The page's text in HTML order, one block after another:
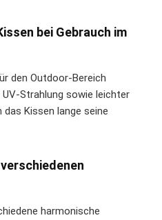
bei Gebrauch im
den Outdoor-Bereich
Strahlung sowie leichter
Kissen lange seine
harmonische